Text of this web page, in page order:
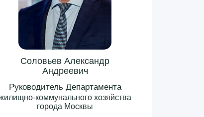
Соловьев Александр
Андреевич
Руководитель Департамента
коммунального хозяйства
города Москвы